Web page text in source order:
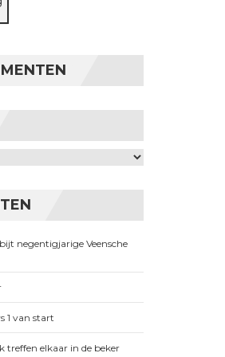
negentigjarige Veensche
1 van start
treffen elkaar in de beker